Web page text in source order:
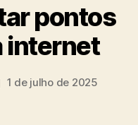
pontos
internet
1 de julho de 2025